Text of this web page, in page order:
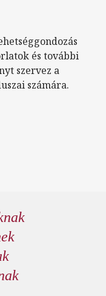
és további
szervez a
számára.